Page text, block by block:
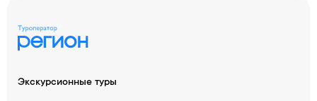
Экскурсионные туры